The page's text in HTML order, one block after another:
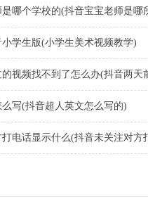
哪个学校的(抖音宝宝老师是哪
学生版(小学生美术视频教学)
视频找不到了怎么办(抖音两天
写(抖音超人英文怎么写的)
电话显示什么(抖音未关注对方